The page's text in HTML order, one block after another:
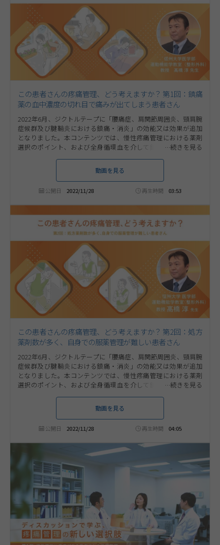
この患者さんの疼痛管理、どう考えますか？ 第1回：鎮痛
薬の血中濃度の切れ目で痛みが出てしまう患者さん
2022年6月、ジクトルテープに「腰痛症、肩関節周囲炎、頸肩腕
症候群及び腱鞘炎における鎮痛・消炎」の効能又は効果が追加
となりました。本コンテンツでは、慢性疼痛管理における薬剤
選択のポイント、および全身循環血を介して鎮痛効果を発揮す
んについて、信州大学医学部運動機能学教室（整形外科） 教授
高橋 淳 先生にご解説いただきます。第1回は「鎮痛薬の血中濃度
の切れ目で痛みが出てしまう患者さん」について考えます。
動画を見る
公開日 2022/11/28 再生時間 03:53
この患者さんの疼痛管理、どう考えますか？ 第2回：処方
薬剤数が多く、自身での服薬管理が難しい患者さん
2022年6月、ジクトルテープに「腰痛症、肩関節周囲炎、頸肩腕
症候群及び腱鞘炎における鎮痛・消炎」の効能又は効果が追加
となりました。本コンテンツでは、慢性疼痛管理における薬剤
選択のポイント、および全身循環血を介して鎮痛効果を発揮す
んについて、国立大学法人信州大学医学部教授高橋淳（タカハシ
ジュン）先生にご解説いただきます。第2回は「処方薬剤数が多
く、自身での服薬管理が難しい患者さん」について考えます。
動画を見る
公開日 2022/11/28 再生時間 04:05